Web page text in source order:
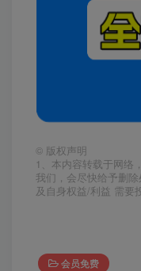
© 版权声明
1、本内容转载于网络
我们，会尽快给予删
及自身权益/利益 需要
会员免费